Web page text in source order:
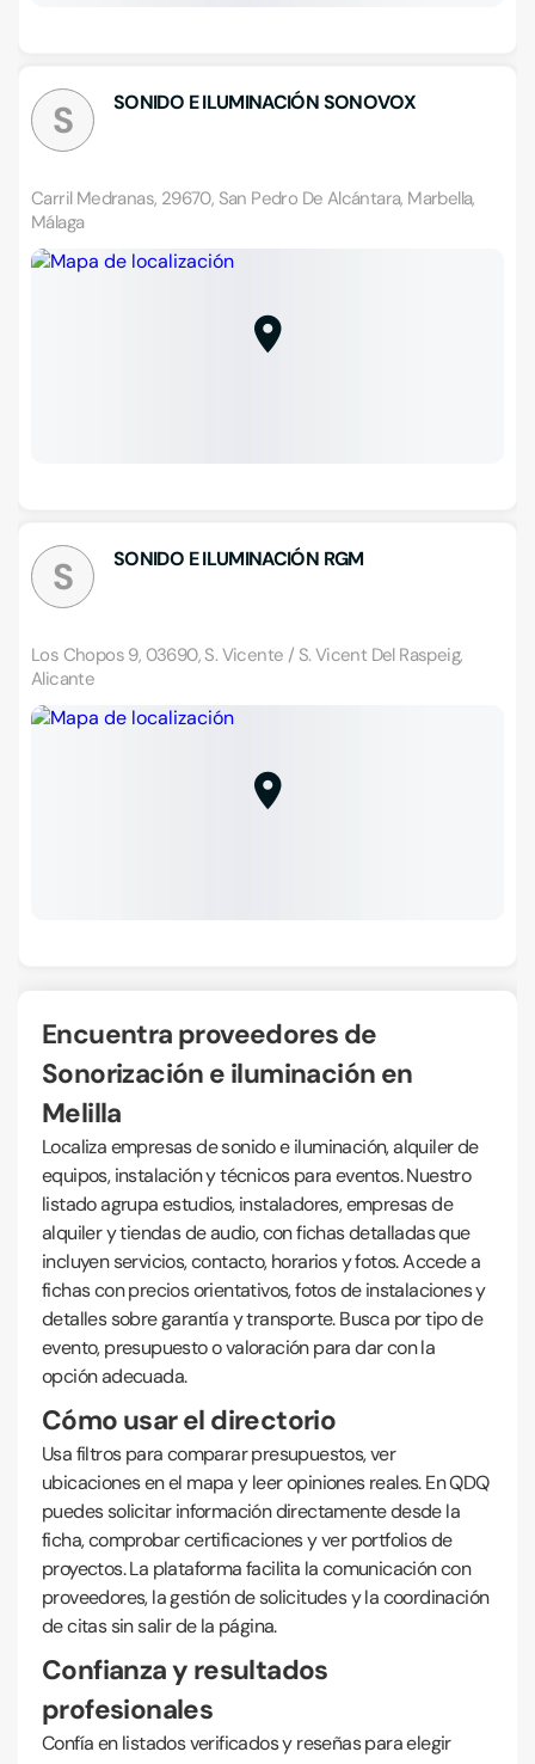
S SONIDO E ILUMINACIÓN SONOVOX
Carril Medranas, 29670, San Pedro De Alcántara, Marbella,
Málaga
S SONIDO E ILUMINACIÓN RGM
Los Chopos 9, 03690, S. Vicente / S. Vicent Del Raspeig,
Alicante
Encuentra proveedores de
Sonorización e iluminación en
Melilla
Localiza empresas de sonido e iluminación, alquiler de
equipos, instalación y técnicos para eventos. Nuestro
listado agrupa estudios, instaladores, empresas de
alquiler y tiendas de audio, con fichas detalladas que
incluyen servicios, contacto, horarios y fotos. Accede a
fichas con precios orientativos, fotos de instalaciones y
detalles sobre garantía y transporte. Busca por tipo de
evento, presupuesto o valoración para dar con la
opción adecuada.
Cómo usar el directorio
Usa filtros para comparar presupuestos, ver
ubicaciones en el mapa y leer opiniones reales. En QDQ
puedes solicitar información directamente desde la
ficha, comprobar certificaciones y ver portfolios de
proyectos. La plataforma facilita la comunicación con
proveedores, la gestión de solicitudes y la coordinación
de citas sin salir de la página.
Confianza y resultados
profesionales
Confía en listados verificados y reseñas para elegir